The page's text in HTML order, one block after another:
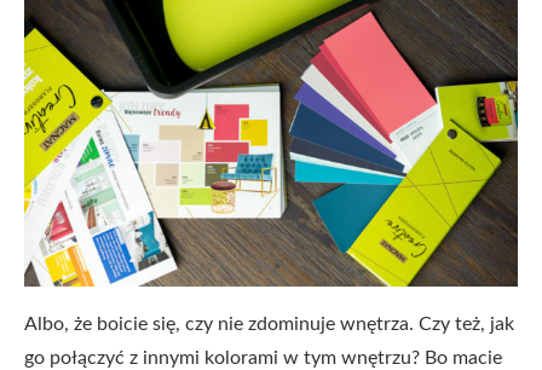
Albo, że boicie się, czy nie zdominuje wnętrza. Czy też, jak
go połączyć z innymi kolorami w tym wnętrzu? Bo macie